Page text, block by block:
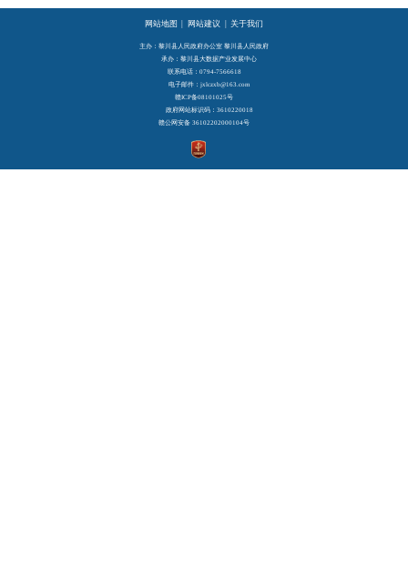
网站地图 网站建议 关于我们
主办：黎川县人民政府办公室 黎川县人民政府
承办：黎川县大数据产业发展中心
联系电话：0794-7566618
电子邮件：jxlczxb@163.com
赣ICP备08101025号
政府网站标识码：3610220018
赣公网安备 36102202000104号